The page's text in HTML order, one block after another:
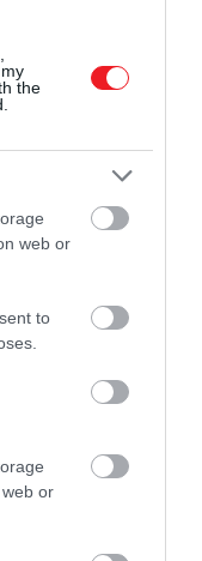
the
web or
to
or
leletet
a dokumentumot
szászok
aztán több
Mátyás is. Ezek
saját